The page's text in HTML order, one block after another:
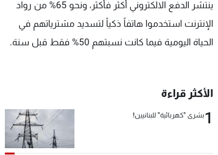
ينتشر الدفع الالكتروني أكثر فأكثر، ونحو 65% من رواد
الإنترنت استخدموا هاتفاً ذكياً لتسديد مشترياتهم في
الحياة اليومية فيما كانت نسبتهم 50% فقط قبل سنة.
الأكثر قراءة
1بشرى "كهربائية" للبنانيين!